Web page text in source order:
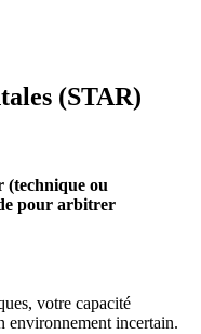
(STAR)
(technique ou
pour arbitrer
votre capacité
environnement incertain.